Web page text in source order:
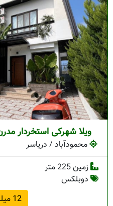
ویلا شهرکی استخردار
محمودآباد / دریاسر
زمین 225 متر
دوبلکس
12 میلیارد